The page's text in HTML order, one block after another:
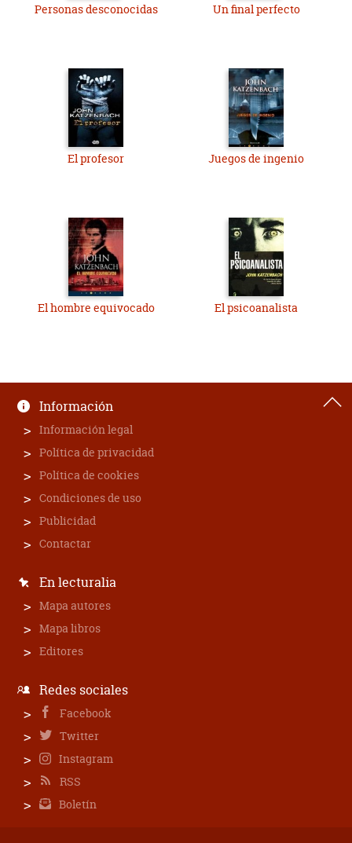
Personas desconocidas Un final perfecto
El profesor Juegos de ingenio
El hombre equivocado El psicoanalista
Información
Información legal
Política de privacidad
Política de cookies
Condiciones de uso
Publicidad
Contactar
En lecturalia
Mapa autores
Mapa libros
Editores
Redes sociales
Facebook
Twitter
Instagram
RSS
Boletín